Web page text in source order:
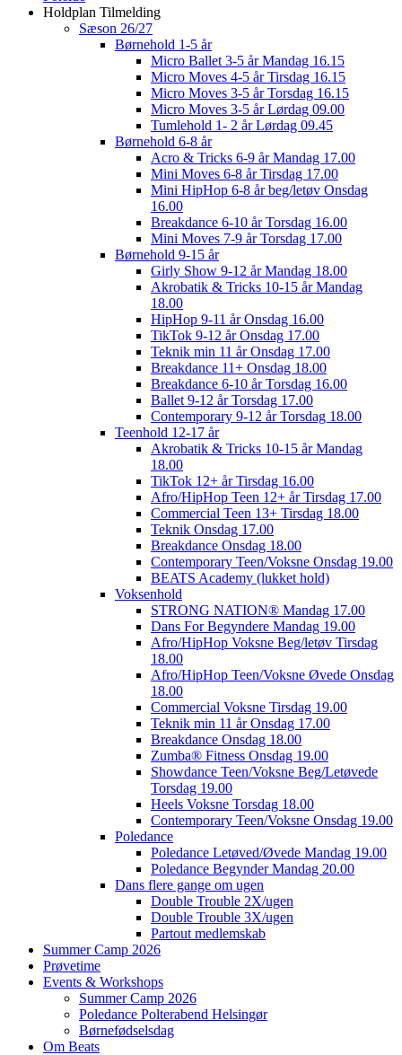
Holdplan Tilmelding
Sæson 26/27
Børnehold 1-5 år
Micro Ballet 3-5 år Mandag 16.15
Micro Moves 4-5 år Tirsdag 16.15
Micro Moves 3-5 år Torsdag 16.15
Micro Moves 3-5 år Lørdag 09.00
Tumlehold 1- 2 år Lørdag 09.45
Børnehold 6-8 år
Acro & Tricks 6-9 år Mandag 17.00
Mini Moves 6-8 år Tirsdag 17.00
Mini HipHop 6-8 år beg/letøv Onsdag
16.00
Breakdance 6-10 år Torsdag 16.00
Mini Moves 7-9 år Torsdag 17.00
Børnehold 9-15 år
Girly Show 9-12 år Mandag 18.00
Akrobatik & Tricks 10-15 år Mandag
18.00
HipHop 9-11 år Onsdag 16.00
TikTok 9-12 år Onsdag 17.00
Teknik min 11 år Onsdag 17.00
Breakdance 11+ Onsdag 18.00
Breakdance 6-10 år Torsdag 16.00
Ballet 9-12 år Torsdag 17.00
Contemporary 9-12 år Torsdag 18.00
Teenhold 12-17 år
Akrobatik & Tricks 10-15 år Mandag
18.00
TikTok 12+ år Tirsdag 16.00
Afro/HipHop Teen 12+ år Tirsdag 17.00
Commercial Teen 13+ Tirsdag 18.00
Teknik Onsdag 17.00
Breakdance Onsdag 18.00
Contemporary Teen/Voksne Onsdag 19.00
BEATS Academy (lukket hold)
Voksenhold
STRONG NATION® Mandag 17.00
Dans For Begyndere Mandag 19.00
Afro/HipHop Voksne Beg/letøv Tirsdag
18.00
Afro/HipHop Teen/Voksne Øvede Onsdag
18.00
Commercial Voksne Tirsdag 19.00
Teknik min 11 år Onsdag 17.00
Breakdance Onsdag 18.00
Zumba® Fitness Onsdag 19.00
Showdance Teen/Voksne Beg/Letøvede
Torsdag 19.00
Heels Voksne Torsdag 18.00
Contemporary Teen/Voksne Onsdag 19.00
Poledance
Poledance Letøved/Øvede Mandag 19.00
Poledance Begynder Mandag 20.00
Dans flere gange om ugen
Double Trouble 2X/ugen
Double Trouble 3X/ugen
Partout medlemskab
Summer Camp 2026
Prøvetime
Events & Workshops
Summer Camp 2026
Poledance Polterabend Helsingør
Børnefødselsdag
Om Beats